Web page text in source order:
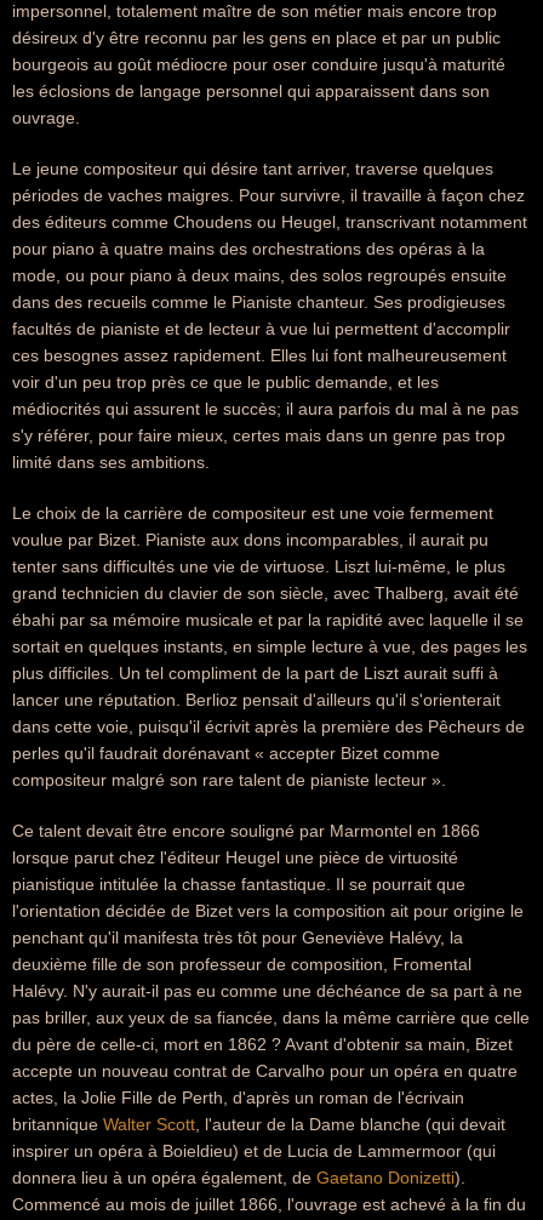
impersonnel, totalement maître de son métier mais encore trop
désireux d'y être reconnu par les gens en place et par un public
bourgeois au goût médiocre pour oser conduire jusqu'à maturité
les éclosions de langage personnel qui apparaissent dans son
ouvrage.
Le jeune compositeur qui désire tant arriver, traverse quelques
périodes de vaches maigres. Pour survivre, il travaille à façon chez
des éditeurs comme Choudens ou Heugel, transcrivant notamment
pour piano à quatre mains des orchestrations des opéras à la
mode, ou pour piano à deux mains, des solos regroupés ensuite
dans des recueils comme le Pianiste chanteur. Ses prodigieuses
facultés de pianiste et de lecteur à vue lui permettent d'accomplir
ces besognes assez rapidement. Elles lui font malheureusement
voir d'un peu trop près ce que le public demande, et les
médiocrités qui assurent le succès; il aura parfois du mal à ne pas
s'y référer, pour faire mieux, certes mais dans un genre pas trop
limité dans ses ambitions.
Le choix de la carrière de compositeur est une voie fermement
voulue par Bizet. Pianiste aux dons incomparables, il aurait pu
tenter sans difficultés une vie de virtuose. Liszt lui-même, le plus
grand technicien du clavier de son siècle, avec Thalberg, avait été
ébahi par sa mémoire musicale et par la rapidité avec laquelle il se
sortait en quelques instants, en simple lecture à vue, des pages les
plus difficiles. Un tel compliment de la part de Liszt aurait suffi à
lancer une réputation. Berlioz pensait d'ailleurs qu'il s'orienterait
dans cette voie, puisqu'il écrivit après la première des Pêcheurs de
perles qu'il faudrait dorénavant « accepter Bizet comme
compositeur malgré son rare talent de pianiste lecteur ».
Ce talent devait être encore souligné par Marmontel en 1866
lorsque parut chez l'éditeur Heugel une pièce de virtuosité
pianistique intitulée la chasse fantastique. Il se pourrait que
l'orientation décidée de Bizet vers la composition ait pour origine le
penchant qu'il manifesta très tôt pour Geneviève Halévy, la
deuxième fille de son professeur de composition, Fromental
Halévy. N'y aurait-il pas eu comme une déchéance de sa part à ne
pas briller, aux yeux de sa fiancée, dans la même carrière que celle
du père de celle-ci, mort en 1862 ? Avant d'obtenir sa main, Bizet
accepte un nouveau contrat de Carvalho pour un opéra en quatre
actes, la Jolie Fille de Perth, d'après un roman de l'écrivain
britannique Walter Scott , l'auteur de la Dame blanche (qui devait
inspirer un opéra à Boieldieu) et de Lucia de Lammermoor (qui
donnera lieu à un opéra également, de Gaetano Donizetti).
Commencé au mois de juillet 1866, l'ouvrage est achevé à la fin du